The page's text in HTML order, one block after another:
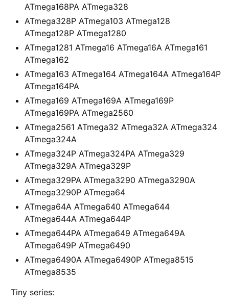
ATmega168PA ATmega328
ATmega328P ATmega103 ATmega128
ATmega128P ATmega1280
ATmega1281 ATmega16 ATmega16A ATmega161
ATmega162
ATmega163 ATmega164 ATmega164A ATmega164P
ATmega164PA
ATmega169 ATmega169A ATmega169P
ATmega169PA ATmega2560
ATmega2561 ATmega32 ATmega32A ATmega324
ATmega324A
ATmega324P ATmega324PA ATmega329
ATmega329A ATmega329P
ATmega329PA ATmega3290 ATmega3290A
ATmega3290P ATmega64
ATmega64A ATmega640 ATmega644
ATmega644A ATmega644P
ATmega644PA ATmega649 ATmega649A
ATmega649P ATmega6490
ATmega6490A ATmega6490P ATmega8515
ATmega8535
Tiny series: